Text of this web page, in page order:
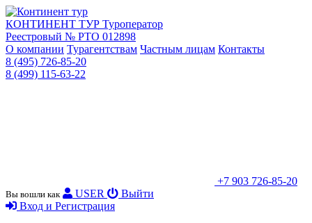
КОНТИНЕНТ ТУР Туроператор
Реестровый № РТО 012898
О компании Турагентствам Частным лицам Контакты
8 (495) 726-85-20
8 (499) 115-63-22
+7 903 726-85-20
Вы вошли как USER
Выйти
Вход и Регистрация